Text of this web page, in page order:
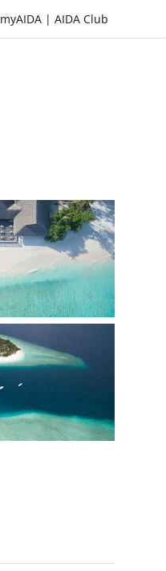
myAIDA | AIDA Club